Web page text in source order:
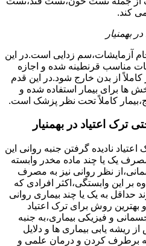
کند.
بهمنیار
آزمایشات،سم زدایی است.در این
مناسب قرنطینه شده و اجازه
از بدن خارج شود.در این قدم
ها برای بیمار استفاده شده و
کاملاً تحت نظر پزشک است.
ترک اعتیاد در بهمنیار
نادیده گرفتن جنبه روانی این
یک یا چند ماده مخدر وابسته
نظر روانی نیز به مصرف
بر این وابستگی،اکثر افرادی که
حداقل به یک یا چند بیماری روانی
روش برای ترک اعتیاد
و فیزیکی بیماری،به جنبه
ریشه یابی بیماری ها و دلایل
برطرف کردن و درمان علمی و